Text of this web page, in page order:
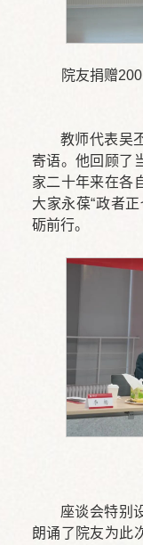
院友捐赠
教师代表吴
寄语。他回顾了
家二十年来在各
大家永葆“政者
砺前行。
座谈会特别
朗诵了院友为此